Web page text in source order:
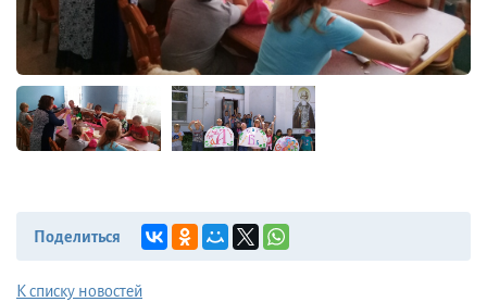
Поделиться
К списку новостей